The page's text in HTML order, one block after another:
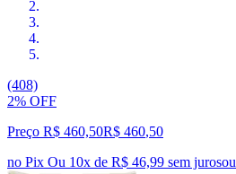
(408)
2% OFF
Preço R$ 460,50R$ 460,50
no Pix Ou 10x de R$ 46,99 sem jurosou